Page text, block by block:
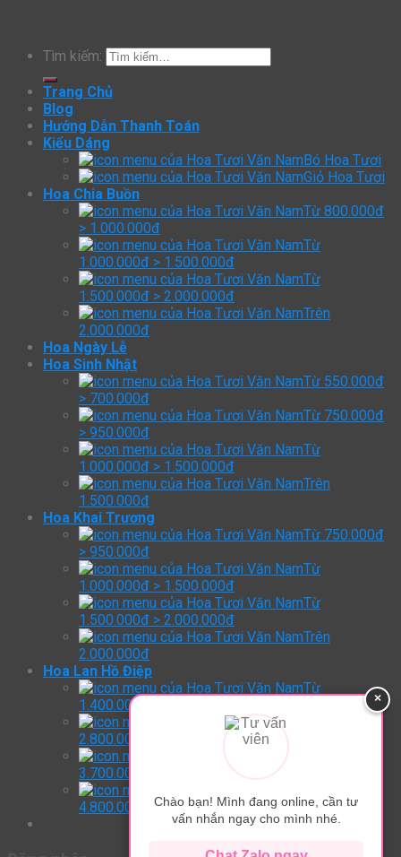
Tìm kiếm:
Trang Chủ
Blog
Hướng Dẫn Thanh Toán
Kiểu Dáng
Bó Hoa Tươi
Giỏ Hoa Tươi
Hoa Chia Buồn
Từ 800.000đ
> 1.000.000đ
Từ
1.000.000đ > 1.500.000đ
Từ
1.500.000đ > 2.000.000đ
Trên
2.000.000đ
Hoa Ngày Lễ
Hoa Sinh Nhật
Từ 550.000đ
> 700.000đ
Từ 750.000đ
> 950.000đ
Từ
1.000.000đ > 1.500.000đ
Trên
1.500.000đ
Hoa Khai Trương
Từ 750.000đ
> 950.000đ
Từ
1.000.000đ > 1.500.000đ
Từ
1.500.000đ > 2.000.000đ
Trên
2.000.000đ
Hoa Lan Hồ Điệp
Từ
1.400.000đ > 2.800.000đ
2.800.000đ > 3.700.000đ
3.700.000đ > 4.800.000đ
4.800.000đ
×
Chào bạn! Mình đang online, cần tư
vấn nhắn ngay cho mình nhé.